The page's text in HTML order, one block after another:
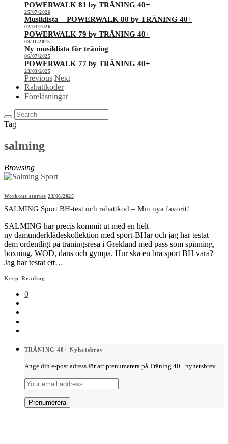
POWERWALK 81 by TRÄNING 40+
25/07/2026
Musiklista – POWERWALK 80 by TRÄNING 40+
02/03/2026
POWERWALK 79 by TRÄNING 40+
08/11/2025
Ny musiklista för träning
06/07/2025
POWERWALK 77 by TRÄNING 40+
23/03/2025
Previous Next
Rabattkoder
Föreläsningar
Tag
salming
Browsing
Workout stories 23/06/2025
SALMING Sport BH-test och rabattkod – Min nya favorit!
SALMING har precis kommit ut med en helt
ny damunderklädeskollektion med sport-BHar och jag har testat
dem ordentligt på träningsresa i Grekland med pass som spinning,
boxning, WOD, dans och gympa. Hur ska en bra sport BH vara?
Jag har testat ett…
Keep Reading
0
TRÄNING 40+ Nyhetsbrev
Ange din e-post adress för att prenumerera på Träning 40+ nyhetsbrev